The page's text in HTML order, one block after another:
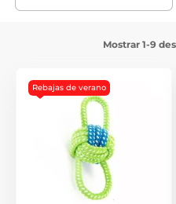
Mostrar 1-9
Rebajas de verano